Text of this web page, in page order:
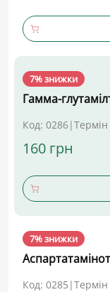
7% знижки
Гамма-
Код: 0286|
160 грн
7% знижки
Код: 0285 |